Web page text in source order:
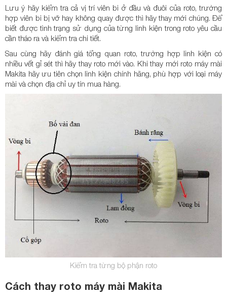
Lưu ý hãy kiểm tra cả vị trí viên bi ở đầu và đuôi của roto, trường
hợp viên bi bị vỡ hay không quay được thì hãy thay mới chúng. Để
biết được tình trạng sử dụng của từng linh kiện trong roto yêu cầu
cần tháo ra và kiểm tra chi tiết.
Sau cùng hãy đánh giá tổng quan roto, trường hợp linh kiện có
nhiều vết gỉ sét thì hãy thay roto mới vào. Khi thay mới roto máy mài
Makita hãy ưu tiên chọn linh kiện chính hãng, phù hợp với loại máy
mài và chọn địa chỉ uy tín mua hàng.
Kiểm tra từng bộ phận roto
Cách thay roto máy mài Makita